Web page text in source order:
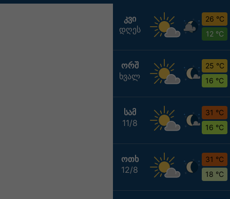
ᲙᲕᲘ
დღეს
26 °C
12 °C
ᲝᲠᲨ
ხვალ
25 °C
16 °C
ᲡᲐᲛ
11/8
31 °C
16 °C
ᲝᲗᲮ
12/8
31 °C
18 °C